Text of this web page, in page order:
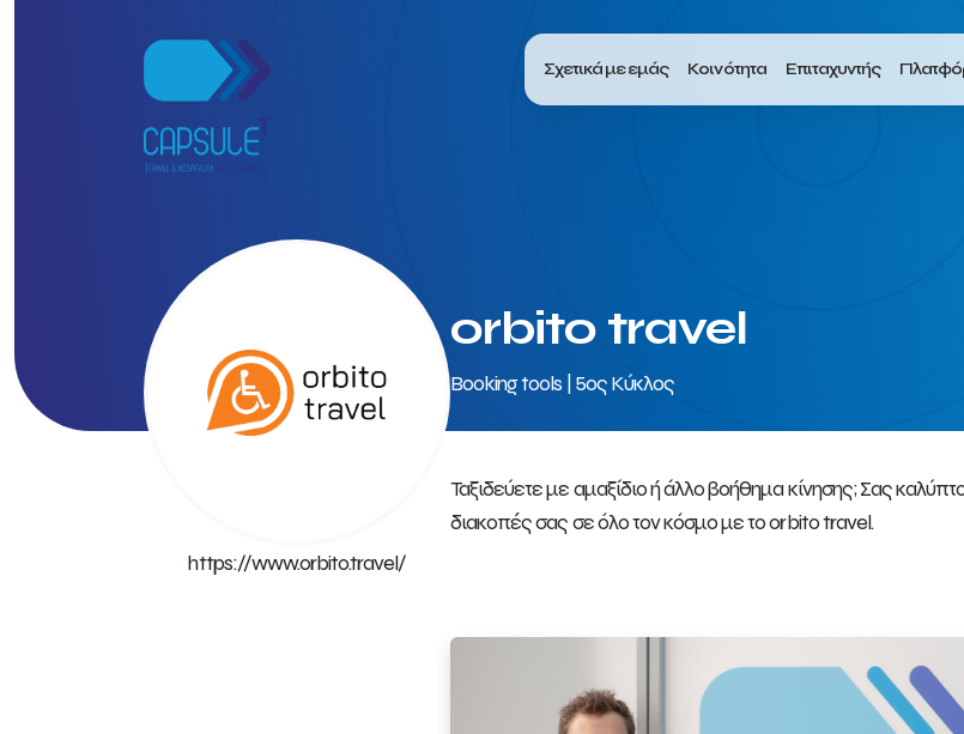
Σχετικά με εμάς Κοινότητα Επιταχυντής
https://www.orbito.travel/
orbito travel
Booking tools | 5ος Κύκλος
Ταξιδεύετε με αμαξίδιο ή άλλο βοήθημα κίνησης; Σας
διακοπές σας σε όλο τον κόσμο με το orbito travel.